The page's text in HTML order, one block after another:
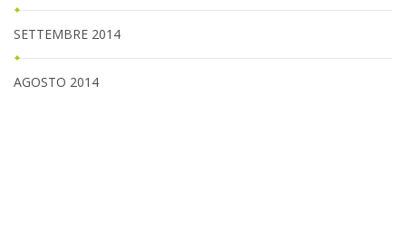
SETTEMBRE 2014
AGOSTO 2014